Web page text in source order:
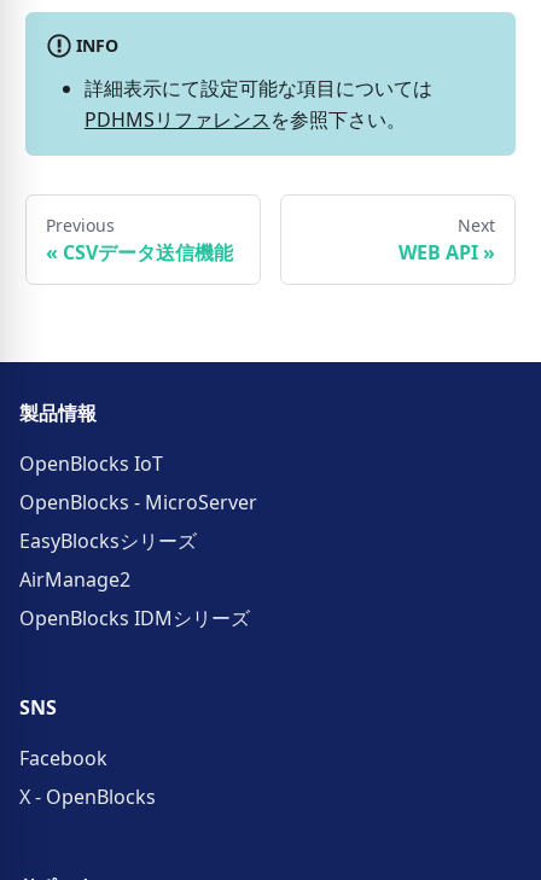
INFO
詳細表示にて設定可能な項目については
PDHMSリファレンスを参照下さい。
Previous
« CSVデータ送信機能
Next
WEB API»
製品情報
OpenBlocks IoT
OpenBlocks - MicroServer
EasyBlocksシリーズ
AirManage2
OpenBlocks IDMシリーズ
SNS
Facebook
X - OpenBlocks